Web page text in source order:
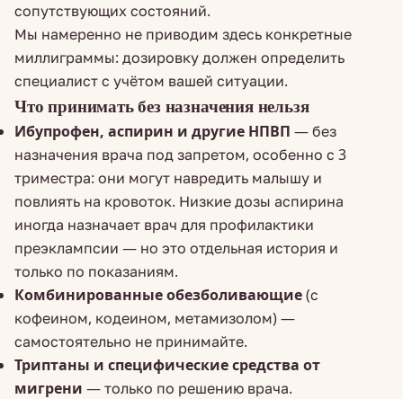
сопутствующих состояний.
Мы намеренно не приводим здесь конкретные
миллиграммы: дозировку должен определить
специалист с учётом вашей ситуации.
Что принимать без назначения нельзя
Ибупрофен, аспирин и другие НПВП — без
назначения врача под запретом, особенно с 3
триместра: они могут навредить малышу и
повлиять на кровоток. Низкие дозы аспирина
иногда назначает врач для профилактики
преэклампсии — но это отдельная история и
только по показаниям.
Комбинированные обезболивающие(с
кофеином, кодеином, метамизолом) —
самостоятельно не принимайте.
Триптаны и специфические средства от
мигрени — только по решению врача.